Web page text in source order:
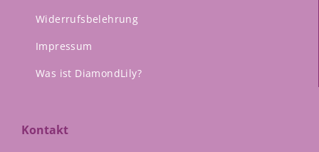
Widerrufsbelehrung
Impressum
Was ist DiamondLily?
Kontakt